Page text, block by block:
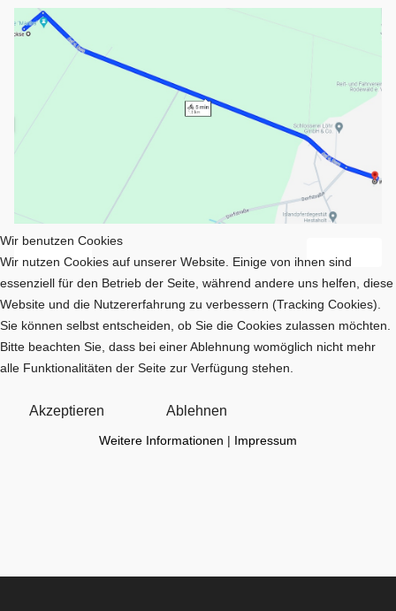
Wir benutzen Cookies
Wir nutzen Cookies auf unserer Website. Einige von ihnen sind
essenziell für den Betrieb der Seite, während andere uns helfen, diese
Website und die Nutzererfahrung zu verbessern (Tracking Cookies).
Sie können selbst entscheiden, ob Sie die Cookies zulassen möchten.
Bitte beachten Sie, dass bei einer Ablehnung womöglich nicht mehr
alle Funktionalitäten der Seite zur Verfügung stehen.
Akzeptieren Ablehnen
Weitere Informationen | Impressum